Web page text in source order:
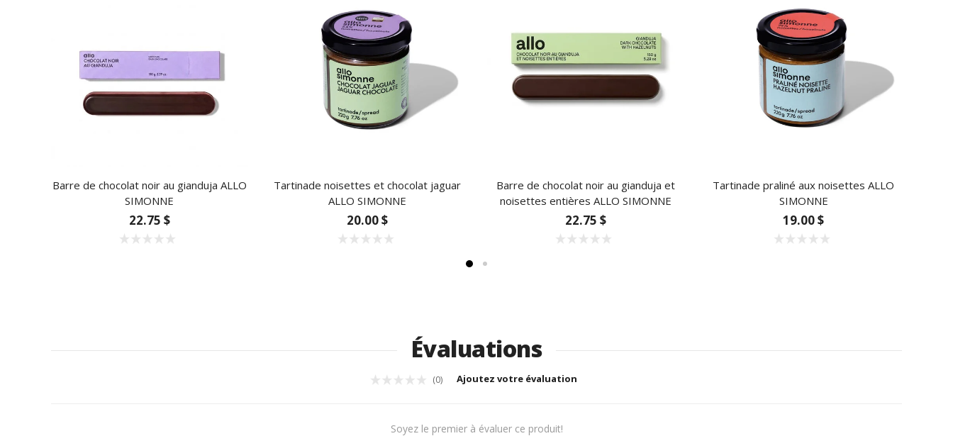
Barre de chocolat noir au gianduja ALLO
SIMONNE
22.75 $
Tartinade noisettes et chocolat jaguar
ALLO SIMONNE
20.00 $
Barre de chocolat noir au gianduja et
noisettes entières ALLO SIMONNE
22.75 $
Tartinade praliné aux noisettes ALLO
SIMONNE
19.00 $
Évaluations
(0) Ajoutez votre évaluation
Soyez le premier à évaluer ce produit!